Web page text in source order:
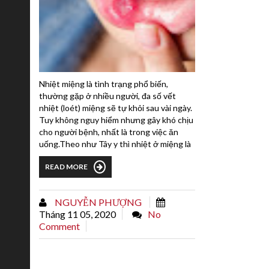
Nhiệt miệng là tình trạng phổ biến,
thường gặp ở nhiều người, đa số vết
nhiệt (loét) miệng sẽ tự khỏi sau vài ngày.
Tuy không nguy hiểm nhưng gây khó chịu
cho người bệnh, nhất là trong việc ăn
uống.Theo như Tây y thì nhiệt ở miệng là
do cơ thể bạn thiếu một số loại vitamin và
dưỡng chất, rối loạn nội tiết tố, rối loạn
tiêu hóa, nhiễm khuẩn răng miệng. Vì sao
mật ong lên men chữa được nhiệt miệng?
Mật ong lên men chứa một hệ các lợi
khuẩn giúp chiến...
READ MORE
NGUYỄN PHƯỢNG
Tháng 11 05, 2020
No
Comment